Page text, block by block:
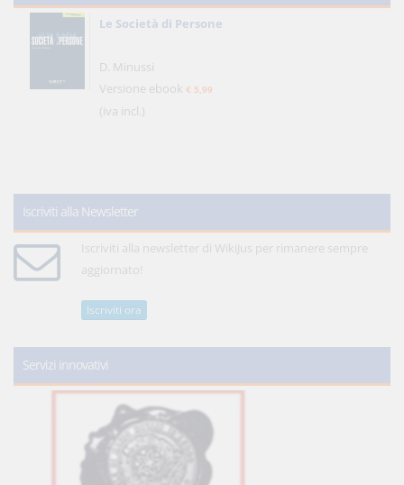
Le Società di Persone
D. Minussi
Versione ebook € 5,99
(iva incl.)
Iscriviti alla Newsletter
Iscriviti alla newsletter di WikiJus per rimanere sempre
aggiornato!
Iscriviti ora
Servizi innovativi